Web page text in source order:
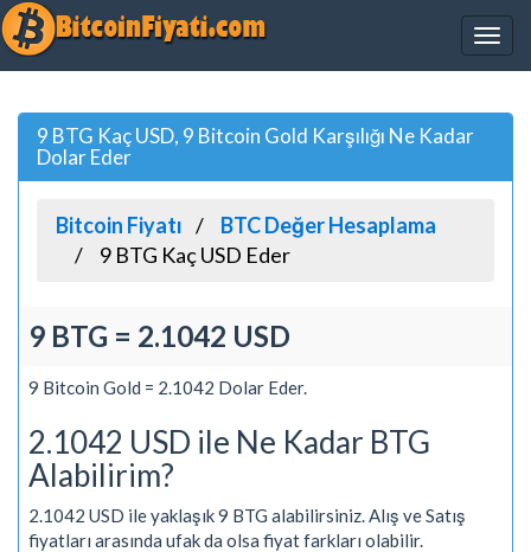
9 BTG Kaç USD, 9 Bitcoin Gold Karşılığı Ne Kadar
Dolar Eder
Bitcoin Fiyatı
BTC Değer Hesaplama
9 BTG Kaç USD Eder
9 BTG = 2.1042 USD
9 Bitcoin Gold = 2.1042 Dolar Eder.
2.1042 USD ile Ne Kadar BTG
Alabilirim?
2.1042 USD ile yaklaşık 9 BTG alabilirsiniz. Alış ve Satış
fiyatları arasında ufak da olsa fiyat farkları olabilir.